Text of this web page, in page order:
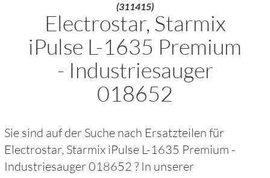
(311415)
Electrostar, Starmix
iPulse L-1635 Premium
- Industriesauger
018652
Sie sind auf der Suche nach Ersatzteilen für
Electrostar, Starmix iPulse L-1635 Premium -
Industriesauger 018652? In unserer